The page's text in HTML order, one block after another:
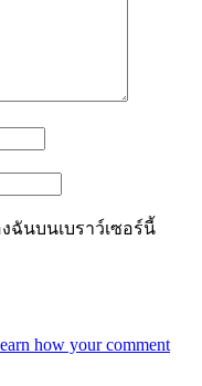
ฉันบนเบราว์เซอร์นี้
how your comment